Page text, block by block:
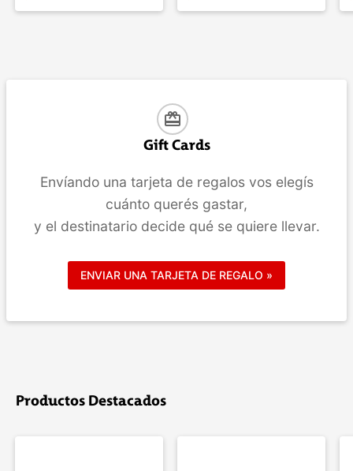
card_giftcard
Gift Cards
Envíando una tarjeta de regalos vos elegís
cuánto querés gastar,
y el destinatario decide qué se quiere llevar.
ENVIAR UNA TARJETA DE REGALO »
Productos Destacados